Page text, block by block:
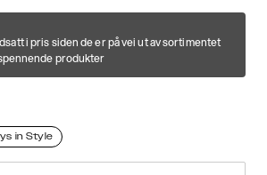
i pris siden de er på vei ut av sortimentet
produkter
in Style